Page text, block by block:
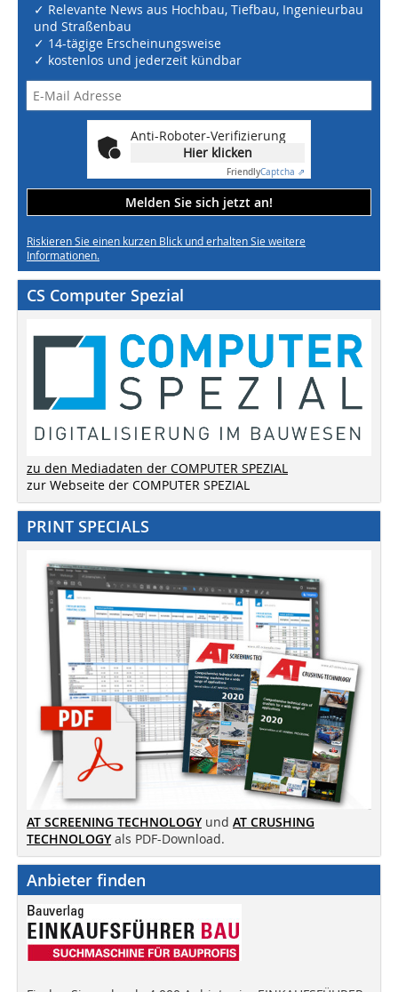
✓ Relevante News aus Hochbau, Tiefbau, Ingenieurbau
und Straßenbau
✓ 14-tägige Erscheinungsweise
✓ kostenlos und jederzeit kündbar
Anti-Roboter-Verifizierung
Hier klicken
FriendlyCaptcha ⇗
Melden Sie sich jetzt an!
Riskieren Sie einen kurzen Blick und erhalten Sie weitere
Informationen.
CS Computer Spezial
zu den Mediadaten der COMPUTER SPEZIAL
zur Webseite der COMPUTER SPEZIAL
PRINT SPECIALS
AT SCREENING TECHNOLOGY und AT CRUSHING
TECHNOLOGY als PDF-Download.
Anbieter finden